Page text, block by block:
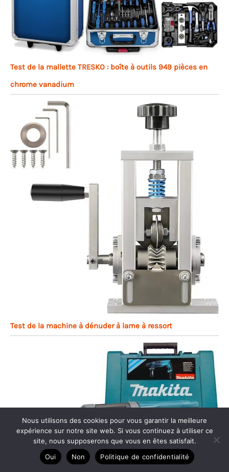
Test de la mallette TRESKO : boîte à outils 949 pièces en
chrome vanadium
Test de la machine à dénuder à lame à ressort
Nous utilisons des cookies pour vous garantir la meilleure
expérience sur notre site web. Si vous continuez à utiliser ce
site, nous supposerons que vous en êtes satisfait.
Oui
Non Politique de confidentialité